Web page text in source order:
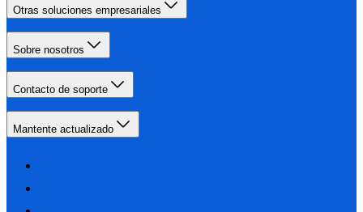
Otras soluciones empresariales
Sobre nosotros
Contacto de soporte
Mantente actualizado